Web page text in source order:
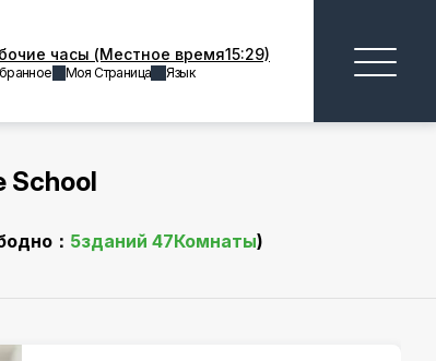
часы (Местное время15:29)
Моя Страница Язык
School
： 5зданий 47Комнаты)